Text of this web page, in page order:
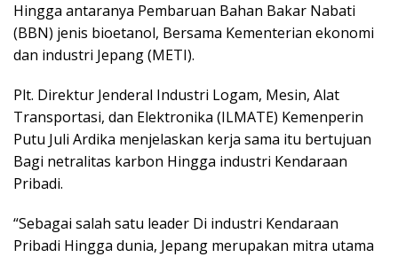
Hingga antaranya Pembaruan Bahan Bakar Nabati
(BBN) jenis bioetanol, Bersama Kementerian ekonomi
dan industri Jepang (METI).
Plt. Direktur Jenderal Industri Logam, Mesin, Alat
Transportasi, dan Elektronika (ILMATE) Kemenperin
Putu Juli Ardika menjelaskan kerja sama itu bertujuan
Bagi netralitas karbon Hingga industri Kendaraan
Pribadi.
“Sebagai salah satu leader Di industri Kendaraan
Pribadi Hingga dunia, Jepang merupakan mitra utama